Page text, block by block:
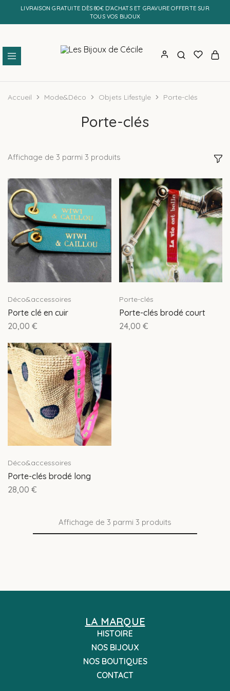
LIVRAISON GRATUITE DÈS 80€ D’ACHATS ET GRAVURE OFFERTE SUR
TOUS VOS BIJOUX
Les
de
Bijoux
et
Accueil Mode&Déco Objets Lifestyle Porte-clés
Porte-clés
Affichage de 3 parmi 3 produits
Déco&accessoires
Porte clé en cuir
20,00 €
Porte-clés
Porte-clés brodé court
24,00 €
Déco&accessoires
Porte-clés brodé long
28,00 €
Affichage de 3 parmi 3 produits
LA MARQUE
HISTOIRE
NOS BIJOUX
NOS BOUTIQUES
CONTACT